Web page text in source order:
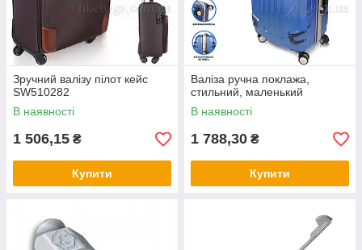
Зручний валізу пілот кейс
SW510282
В наявності
1 506,15 ₴
Купити
Валіза ручна поклажа,
стильний, маленький
В наявності
1 788,30 ₴
Купити